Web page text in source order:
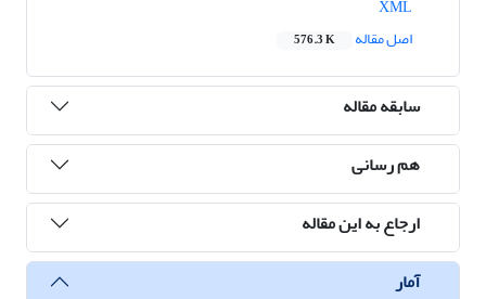
اصل مقاله
576.3 K
سابقه مقاله
هم رسانی
ارجاع به این مقاله
آمار